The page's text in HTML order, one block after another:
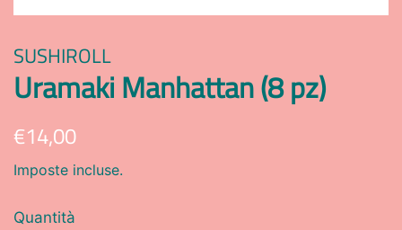
SUSHIROLL
Uramaki Manhattan (8 pz)
Prezzo
listino
€14,00
Imposte incluse.
Quantità